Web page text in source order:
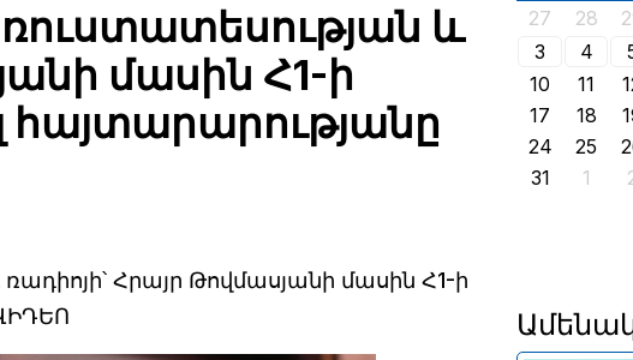
և
մասին Հ1-ի
հայտարարությանը
Հրայր Թովմասյանի մասին Հ1-ի
27
28
3
4
10
11
17
18
24
25
31
1